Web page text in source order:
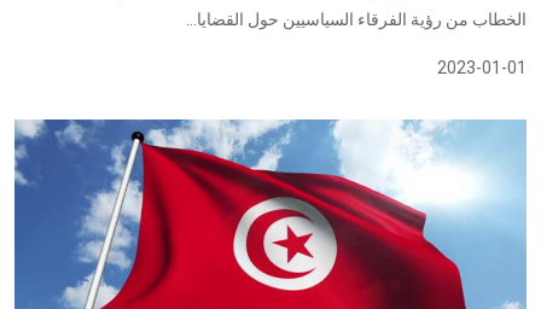
الخطاب من رؤية الفرقاء السياسيين حول القضايا...
2023-01-01